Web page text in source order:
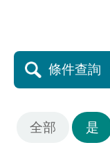
條件查詢
全部 是